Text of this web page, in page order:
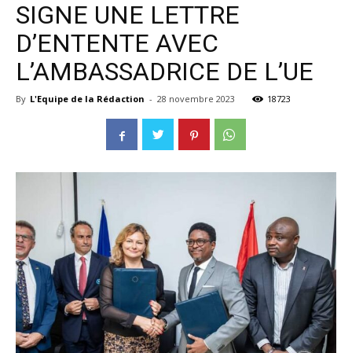
SIGNE UNE LETTRE
D’ENTENTE AVEC
L’AMBASSADRICE DE L’UE
By L'Equipe de la Rédaction - 28 novembre 2023 18723